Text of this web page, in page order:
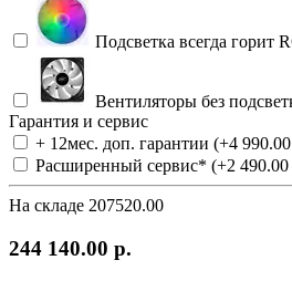
Подсветка всегда горит
Вентиляторы без
Гарантия и сервис
+ 12мес. доп. гарантии (+4
Расширенный сервис* (+2 490.00
На складе 207520.00
244 140.00 р.